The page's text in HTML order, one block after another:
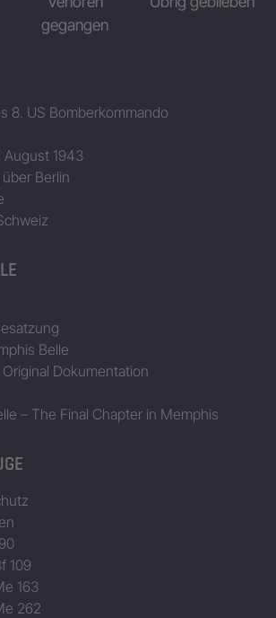
gegangen
8. US Bomberkommando
August 1943
Berlin
Belle
Dokumentation
– The Final Chapter in Memphis
109
163
262